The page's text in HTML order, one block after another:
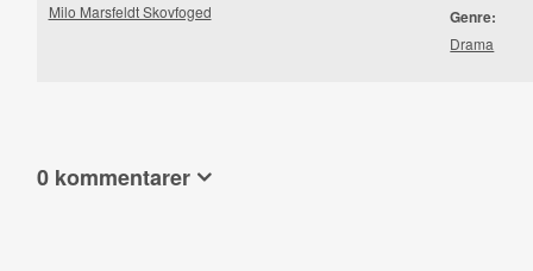
Milo Marsfeldt Skovfoged Genre:
Drama
0 kommentarer